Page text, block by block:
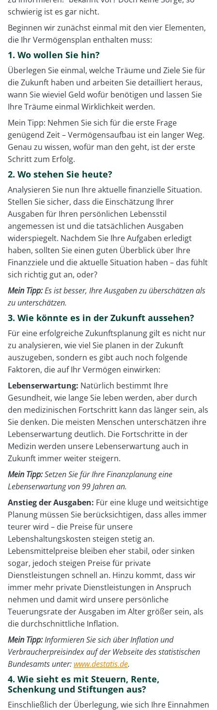
schwierig ist es gar nicht.
Beginnen wir zunächst einmal mit den vier Elementen,
die Ihr Vermögensplan enthalten muss:
1. Wo wollen Sie hin?
Überlegen Sie einmal, welche Träume und Ziele Sie für
die Zukunft haben und arbeiten Sie detailliert heraus,
wann Sie wieviel Geld wofür benötigen und lassen Sie
Ihre Träume einmal Wirklichkeit werden.
Mein Tipp: Nehmen Sie sich für die erste Frage
genügend Zeit – Vermögensaufbau ist ein langer Weg.
Genau zu wissen, wofür man den geht, ist der erste
Schritt zum Erfolg.
2. Wo stehen Sie heute?
Analysieren Sie nun Ihre aktuelle finanzielle Situation.
Stellen Sie sicher, dass die Einschätzung Ihrer
Ausgaben für Ihren persönlichen Lebensstil
angemessen ist und die tatsächlichen Ausgaben
widerspiegelt. Nachdem Sie Ihre Aufgaben erledigt
haben, sollten Sie einen guten Überblick über Ihre
Finanzziele und die aktuelle Situation haben – das fühlt
sich richtig gut an, oder?
Mein Tipp:Es ist besser, Ihre Ausgaben zu überschätzen als
zu unterschätzen.
3. Wie könnte es in der Zukunft aussehen?
Für eine erfolgreiche Zukunftsplanung gilt es nicht nur
zu analysieren, wie viel Sie planen in der Zukunft
auszugeben, sondern es gibt auch noch folgende
Faktoren, die auf Ihr Vermögen einwirken:
Lebenserwartung: Natürlich bestimmt Ihre
Gesundheit, wie lange Sie leben werden, aber durch
den medizinischen Fortschritt kann das länger sein, als
Sie denken. Die meisten Menschen unterschätzen ihre
Lebenserwartung deutlich. Die Fortschritte in der
Medizin werden unsere Lebenserwartung auch in
Zukunft immer weiter steigern.
Mein Tipp:Setzen Sie für Ihre Finanzplanung eine
Lebenserwartung von 99 Jahren an.
Anstieg der Ausgaben: Für eine kluge und weitsichtige
Planung müssen Sie berücksichtigen, dass alles immer
teurer wird – die Preise für unsere
Lebenshaltungskosten steigen stetig an.
Lebensmittelpreise bleiben eher stabil, oder sinken
sogar, jedoch steigen Preise für private
Dienstleistungen schnell an. Hinzu kommt, dass wir
immer mehr private Dienstleistungen in Anspruch
nehmen und damit wird unsere persönliche
Teuerungsrate der Ausgaben im Alter größer sein, als
die durchschnittliche Inflation.
Mein Tipp:Informieren Sie sich über Inflation und
Verbraucherpreisindex auf der Webseite des statistischen
Bundesamts unter: www.destatis.de.
4. Wie sieht es mit Steuern, Rente,
Schenkung und Stiftungen aus?
Einschließlich der Überlegung, wie sich Ihre Einnahmen